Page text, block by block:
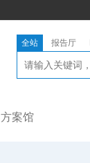
全站 报告厅
方案馆